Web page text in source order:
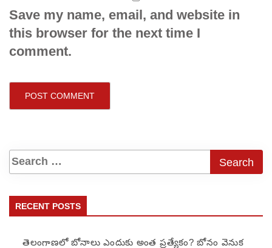
Save my name, email, and website in
this browser for the next time I
comment.
RECENT POSTS
తెలంగాణలో బోనాలు ఎందుకు అంత ప్రత్యేకం? బోనం వెనుక